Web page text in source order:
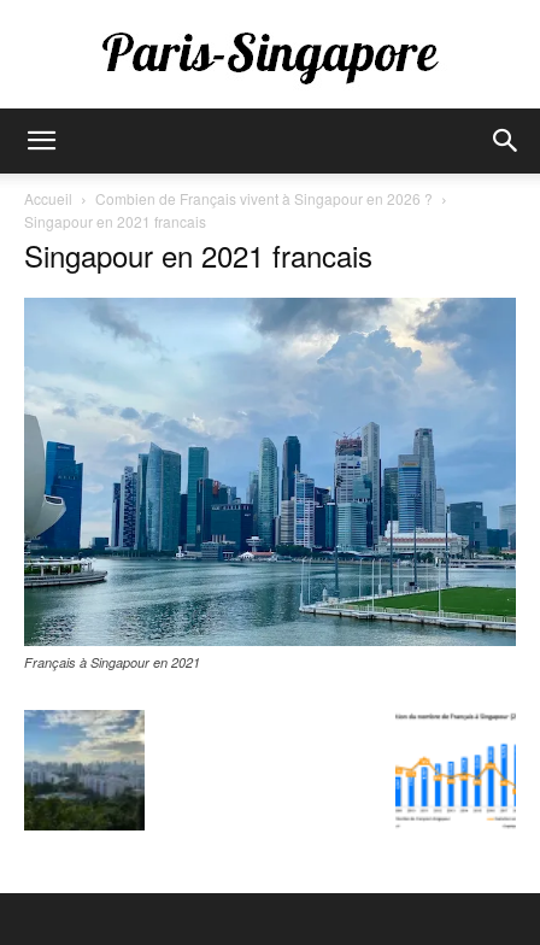
Singapore
Accueil
Combien de Français vivent à Singapour en 2026 ?
Singapour en 2021 francais
Singapour en 2021 francais
Français à Singapour en 2021